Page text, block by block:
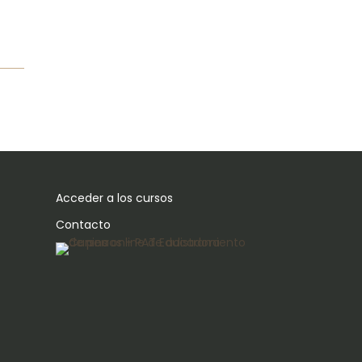
Acceder a los cursos
Contacto